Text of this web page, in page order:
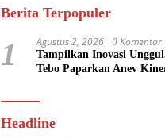
Berita Terpopuler
1 Agustus 2, 2026 0 Komentar
Tampilkan Inovasi
Tebo Paparkan Anev
Headline